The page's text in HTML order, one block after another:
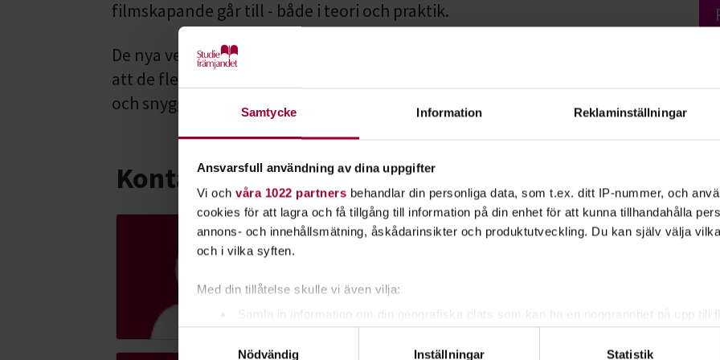
Samtycke Information Reklaminställningar
Ansvarsfull användning av dina uppgifter
Vi och våra 1022 partners behandlar din personliga data, som t.ex. ditt IP-nummer, och
cookies för att lagra och få tillgång till information på din enhet för att kunna tillhandahålla
annons- och innehållsmätning, åskådarinsikter och produktutveckling. Du kan själv välja
och i vilka syften.
Med din tillåtelse skulle vi även vilja:
Nödvändig
Inställningar Statistik
filmskapande går till - både i teori och praktik.
De nya verktygen för filmproduktion, distribution och konsumtion gör idag
att de flesta kan producera film. Men ju mer kunskap du har, desto bättre
och snyggare blir givetvis produktionerna.
Kontakt
Cecilia Björkman
Skicka e-post
0560-76 50 26
Läs mer